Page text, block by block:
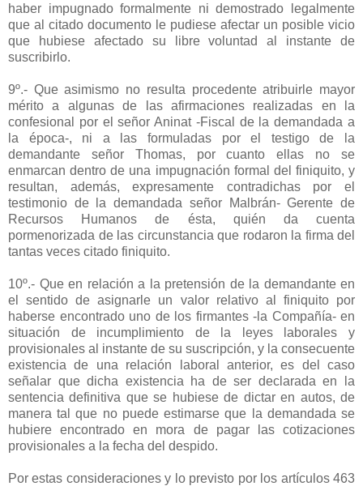
haber impugnado formalmente ni demostrado legalmente
que al citado documento le pudiese afectar un posible vicio
que hubiese afectado su libre voluntad al instante de
suscribirlo.
9º.- Que asimismo no resulta procedente atribuirle mayor
mérito a algunas de las afirmaciones realizadas en la
confesional por el señor Aninat -Fiscal de la demandada a
la época-, ni a las formuladas por el testigo de la
demandante señor Thomas, por cuanto ellas no se
enmarcan dentro de una impugnación formal del finiquito, y
resultan, además, expresamente contradichas por el
testimonio de la demandada señor Malbrán- Gerente de
Recursos Humanos de ésta, quién da cuenta
pormenorizada de las circunstancia que rodaron la firma del
tantas veces citado finiquito.
10º.- Que en relación a la pretensión de la demandante en
el sentido de asignarle un valor relativo al finiquito por
haberse encontrado uno de los firmantes -la Compañía- en
situación de incumplimiento de la leyes laborales y
provisionales al instante de su suscripción, y la consecuente
existencia de una relación laboral anterior, es del caso
señalar que dicha existencia ha de ser declarada en la
sentencia definitiva que se hubiese de dictar en autos, de
manera tal que no puede estimarse que la demandada se
hubiere encontrado en mora de pagar las cotizaciones
provisionales a la fecha del despido.
Por estas consideraciones y lo previsto por los artículos 463